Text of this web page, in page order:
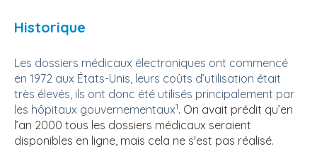
Historique
Les dossiers médicaux électroniques ont commencé
en 1972 aux États-Unis, leurs coûts d’utilisation était
très élevés, ils ont donc été utilisés principalement par
les hôpitaux gouvernementaux1. On avait prédit qu’en
l’an 2000 tous les dossiers médicaux seraient
disponibles en ligne, mais cela ne s'est pas réalisé.